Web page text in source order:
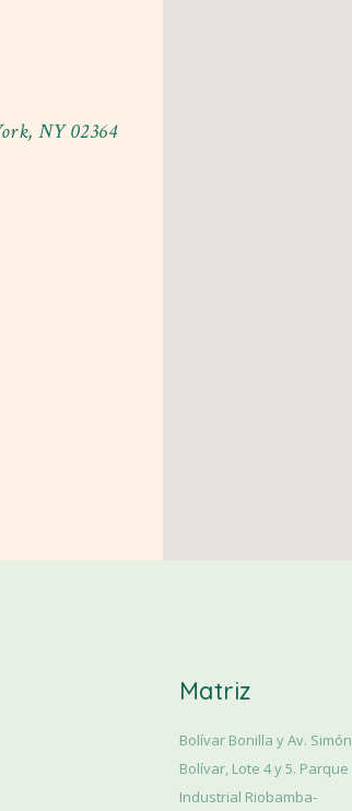
NY 02364
Matriz
Bolívar Bonilla y Av. Simón
Bolívar, Lote 4 y 5. Parque
Industrial Riobamba-